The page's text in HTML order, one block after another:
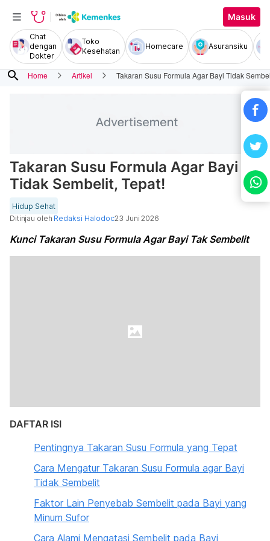
Masuk
Chat
dengan
Dokter
Toko
Kesehatan
Homecare Asuransiku
search Home Artikel Takaran Susu Formula Agar Bayi Tidak
Takaran Susu Formula Agar Bayi
Tidak Sembelit, Tepat!
Hidup Sehat
Ditinjau oleh Redaksi Halodoc23 Juni 2026
Kunci Takaran Susu Formula Agar Bayi Tak Sembelit
DAFTAR ISI
Pentingnya Takaran Susu Formula yang Tepat
Cara Mengatur Takaran Susu Formula agar Bayi
Tidak Sembelit
Faktor Lain Penyebab Sembelit pada Bayi yang
Minum Sufor
Cara Alami Mengatasi Sembelit pada Bayi